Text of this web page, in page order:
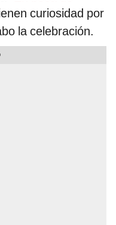
curiosidad por
la celebración.